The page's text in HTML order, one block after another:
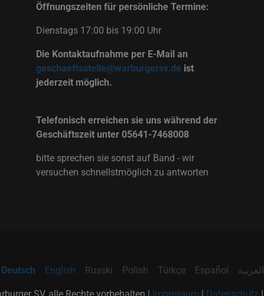
Öffnungszeiten für persönliche Termine:
Dienstags 17:00 bis 19:00 Uhr
Die Kontaktaufnahme per E-Mail an
geschaeftsstelle@warburgersv.de ist
jederzeit möglich.
Telefonisch erreichen sie uns während der
Geschäftszeit unter 05641-7468008
bitte sprechen sie sonst auf Band - wir
versuchen schnellstmöglich zu antworten
Deutsch English Russki Polish Türkçe Español العربية